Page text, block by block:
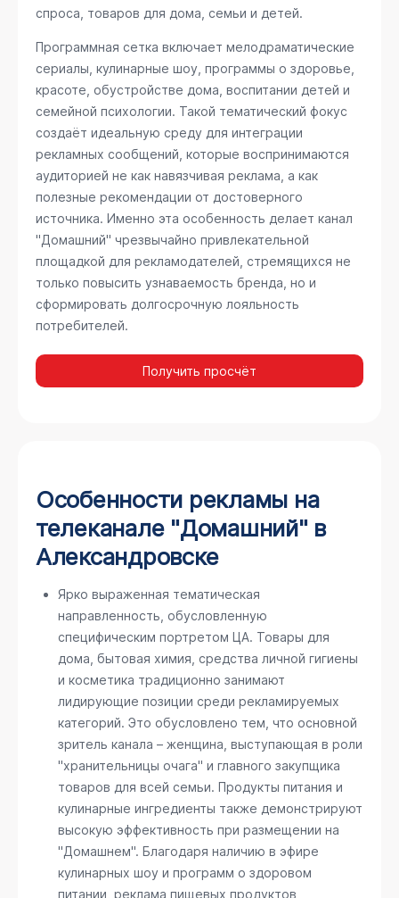
спроса, товаров для дома, семьи и детей.
Программная сетка включает мелодраматические
сериалы, кулинарные шоу, программы о здоровье,
красоте, обустройстве дома, воспитании детей и
семейной психологии. Такой тематический фокус
создаёт идеальную среду для интеграции
рекламных сообщений, которые воспринимаются
аудиторией не как навязчивая реклама, а как
полезные рекомендации от достоверного
источника. Именно эта особенность делает канал
"Домашний" чрезвычайно привлекательной
площадкой для рекламодателей, стремящихся не
только повысить узнаваемость бренда, но и
сформировать долгосрочную лояльность
потребителей.
Получить просчёт
Особенности рекламы на
телеканале "Домашний" в
Александровске
Ярко выраженная тематическая
направленность, обусловленную
специфическим портретом ЦА. Товары для
дома, бытовая химия, средства личной гигиены
и косметика традиционно занимают
лидирующие позиции среди рекламируемых
категорий. Это обусловлено тем, что основной
зритель канала – женщина, выступающая в роли
"хранительницы очага" и главного закупщика
товаров для всей семьи. Продукты питания и
кулинарные ингредиенты также демонстрируют
высокую эффективность при размещении на
"Домашнем". Благодаря наличию в эфире
кулинарных шоу и программ о здоровом
питании, реклама пищевых продуктов